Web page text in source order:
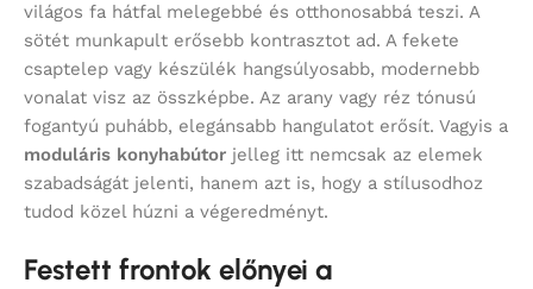
világos fa hátfal melegebbé és otthonosabbá teszi. A
sötét munkapult erősebb kontrasztot ad. A fekete
csaptelep vagy készülék hangsúlyosabb, modernebb
vonalat visz az összképbe. Az arany vagy réz tónusú
fogantyú puhább, elegánsabb hangulatot erősít. Vagyis a
moduláris konyhabútor jelleg itt nemcsak az elemek
szabadságát jelenti, hanem azt is, hogy a stílusodhoz
tudod közel húzni a végeredményt.
Festett frontok előnyei a